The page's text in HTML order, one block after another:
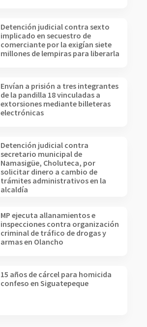
Detención judicial contra sexto
implicado en secuestro de
comerciante por la exigían siete
millones de lempiras para liberarla
Envían a prisión a tres integrantes
de la pandilla 18 vinculadas a
extorsiones mediante billeteras
electrónicas
Detención judicial contra
secretario municipal de
Namasigüe, Choluteca, por
solicitar dinero a cambio de
trámites administrativos en la
alcaldía
MP ejecuta allanamientos e
inspecciones contra organización
criminal de tráfico de drogas y
armas en Olancho
15 años de cárcel para homicida
confeso en Siguatepeque